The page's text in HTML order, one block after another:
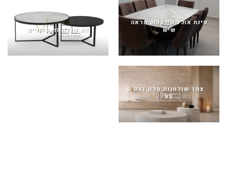
פינת אוכל היי גלוס מראה
שיש
זוג שולחנות סלוניים
צמד שולחנות סלון דגם
RS